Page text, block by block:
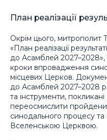
План реалізації
Окрім цього,
«План реалізації
до Асамблей 2027–2028»,
кроки впровадження
місцевих Церков.
до Асамблей 2027–2028
та інструменти,
переосмислити
синодального процесу та
Вселенською Церквою.